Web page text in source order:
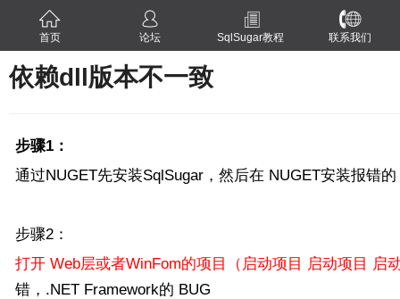
首页 论坛 SqlSugar教程 联系我们
依赖dll版本不一致
步骤1：
通过NUGET先安装SqlSugar，然后在 NUGET安装报错
步骤2：
打开 Web层或者WinFom的项目（启动项目 启动项目 启
错，.NET Framework的 BUG